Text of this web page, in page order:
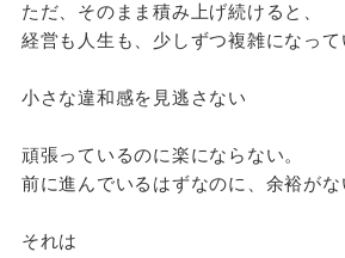
ただ、そのまま積み上げ続けると、
経営も人生も、少しずつ複雑になって
小さな違和感を見逃さない
頑張っているのに楽にならない。
前に進んでいるはずなのに、余裕がな
それは